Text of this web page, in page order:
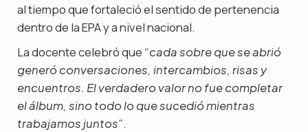
al tiempo que fortaleció el sentido de pertenencia
dentro de la EPA y a nivel nacional.
La docente celebró que “cada sobre que se abrió
generó conversaciones, intercambios, risas y
encuentros. El verdadero valor no fue completar
el álbum, sino todo lo que sucedió mientras
trabajamos juntos”.